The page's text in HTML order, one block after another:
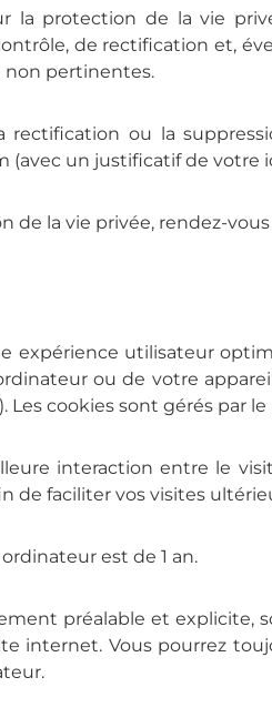
la protection de la vie
de rectification et,
non pertinentes.
rectification ou la
(avec un justificatif de votre
de la vie privée, rendez-
expérience utilisateur
ou de votre
Les cookies sont gérés par
interaction entre le
de faciliter vos visites
est de 1 an.
préalable et
internet. Vous pourrez